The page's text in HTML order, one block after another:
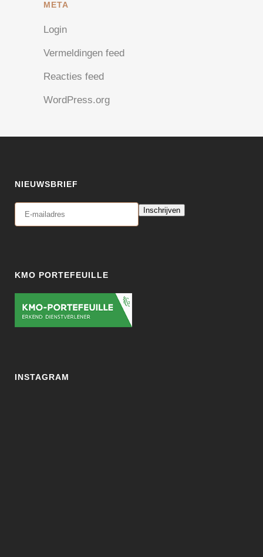
META
Login
Vermeldingen feed
Reacties feed
WordPress.org
NIEUWSBRIEF
Inschrijven
KMO PORTEFEUILLE
INSTAGRAM